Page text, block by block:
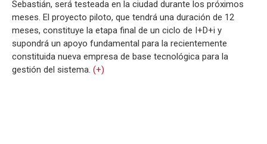
Sebastián, será testeada en la ciudad durante los próximos
meses. El proyecto piloto, que tendrá una duración de 12
meses, constituye la etapa final de un ciclo de I+D+i y
supondrá un apoyo fundamental para la recientemente
constituida nueva empresa de base tecnológica para la
gestión del sistema. (+)